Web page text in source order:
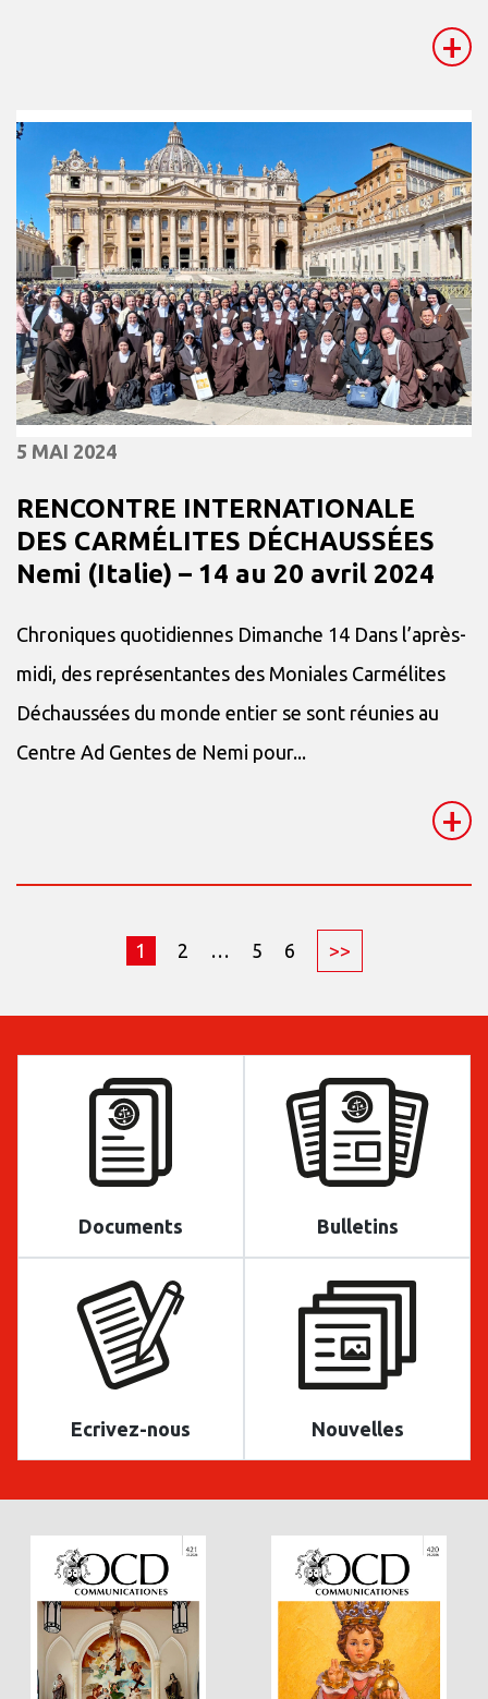
+
5 MAI 2024
RENCONTRE INTERNATIONALE
DES CARMÉLITES DÉCHAUSSÉES
Nemi (Italie) – 14 au 20 avril 2024
Chroniques quotidiennes Dimanche 14 Dans l’après-
midi, des représentantes des Moniales Carmélites
Déchaussées du monde entier se sont réunies au
Centre Ad Gentes de Nemi pour...
+
1 2 … 5 6 >>
Documents Bulletins
Ecrivez-nous Nouvelles